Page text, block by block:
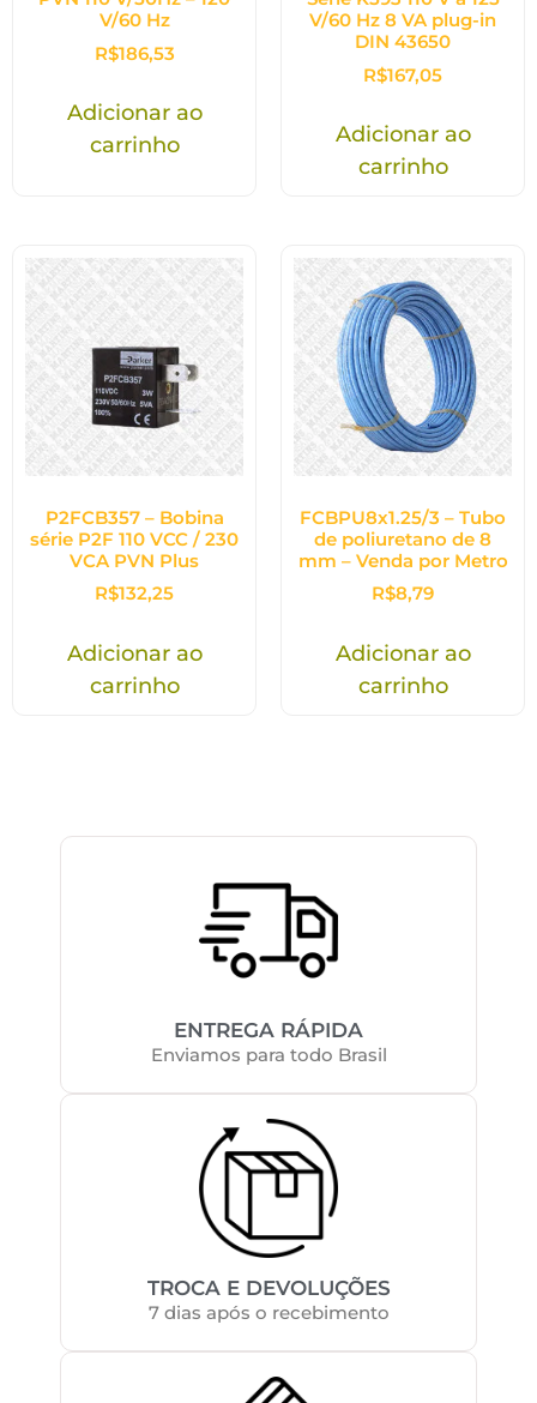
V/60 Hz
R$186,53
Adicionar ao
carrinho
V/60 Hz 8 VA plug-in
DIN 43650
R$167,05
Adicionar ao
carrinho
P2FCB357 – Bobina
série P2F 110 VCC / 230
VCA PVN Plus
R$132,25
Adicionar ao
carrinho
FCBPU8x1.25/3 – Tubo
de poliuretano de 8
mm – Venda por Metro
R$8,79
Adicionar ao
carrinho
ENTREGA RÁPIDA
Enviamos para todo Brasil
TROCA E DEVOLUÇÕES
7 dias após o recebimento